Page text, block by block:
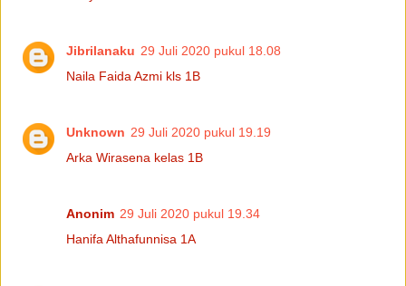
Jibrilanaku 29 Juli 2020 pukul 18.08
Naila Faida Azmi kls 1B
Unknown 29 Juli 2020 pukul 19.19
Arka Wirasena kelas 1B
Anonim 29 Juli 2020 pukul 19.34
Hanifa Althafunnisa 1A